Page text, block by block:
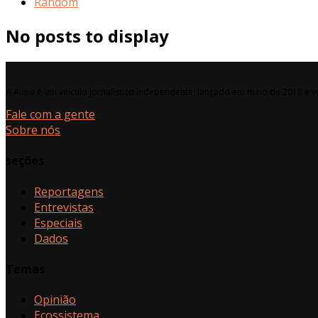
No posts to display
Fale com a gente
Sobre nós
Reportagens
Entrevistas
Especiais
Dados
Opinião